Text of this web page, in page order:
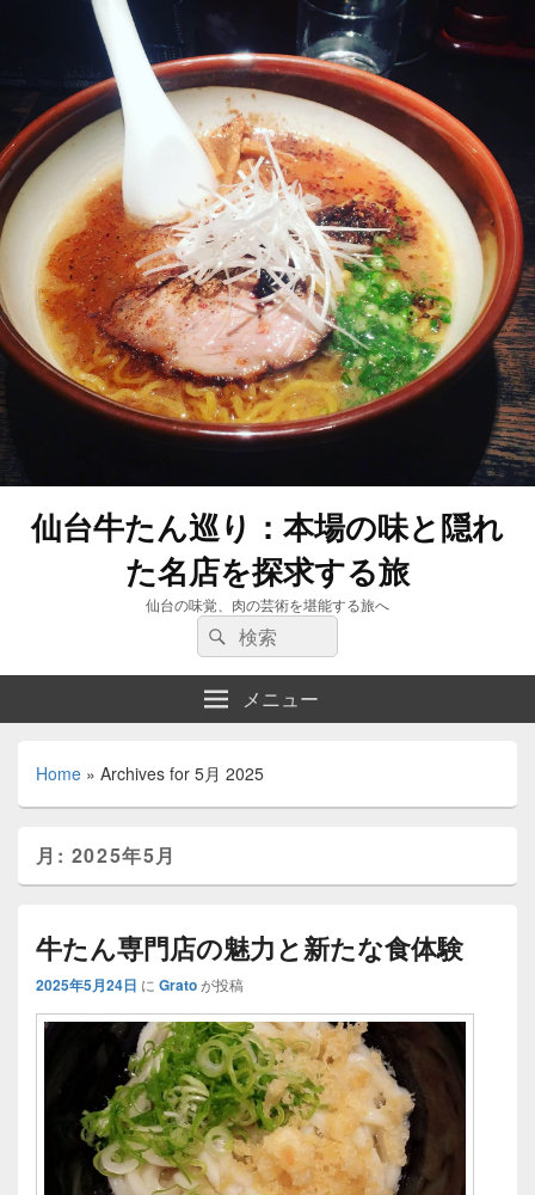
仙台牛たん巡り：本場の味と隠れ
た名店を探求する旅
仙台の味覚、肉の芸術を堪能する旅へ
検
索:
検
索
メニュー
Home » Archives for 5月 2025
月: 2025年5月
牛たん専門店の魅力と新たな食体験
2025年5月24日 に Gratoが投稿